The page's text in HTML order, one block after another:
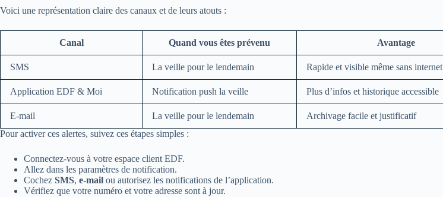
Voici une représentation claire des canaux et de leurs atouts :
Canal Quand vous êtes prévenu Avantage
SMS La veille pour le lendemain Rapide et visible même sans internet
Application EDF & Moi Notification push la veille Plus d’infos et historique accessible
E‑mail La veille pour le lendemain
Archivage facile et justificatif
Pour activer ces alertes, suivez ces étapes simples :
Connectez‑vous à votre espace client EDF.
Allez dans les paramètres de notification.
Cochez SMS, e‑mail ou autorisez les notifications de l’application.
Vérifiez que votre numéro et votre adresse sont à jour.